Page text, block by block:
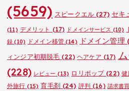
(5659) スピークエル(27) セキ
(11) デメリット (17) ドメインサービス (10)
録 (10) ドメイン移管(14) ドメイン管理
ィンジア初期脱毛 (22) ヘアケア (17)
(228) レビュー (13) ロリポップ(22) 健
外旅行 (15) 育毛剤(24) 評判 (16) 請求書